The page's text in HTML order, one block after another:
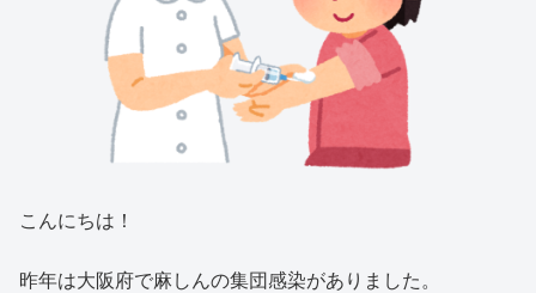
こんにちは！
昨年は大阪府で麻しんの集団感染がありました。